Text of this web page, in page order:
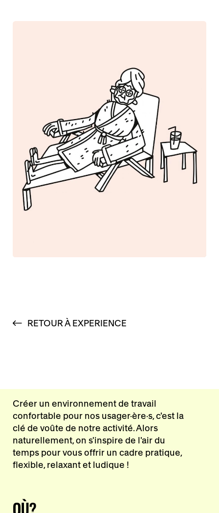
RETOUR À EXPERIENCE
Créer un environnement de travail
confortable pour nos usager·ère·s, c'est la
clé de voûte de notre activité. Alors
naturellement, on s'inspire de l'air du
temps pour vous offrir un cadre pratique,
flexible, relaxant et ludique !